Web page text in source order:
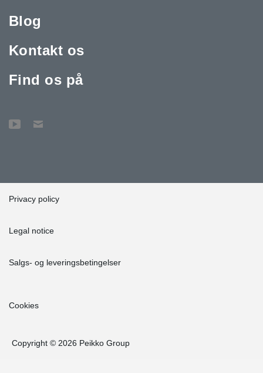
Blog
Kontakt os
Find os på
Privacy policy
Legal notice
Salgs- og leveringsbetingelser
Cookies
Copyright © 2026 Peikko Group